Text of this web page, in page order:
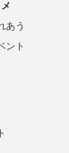
あう
ント